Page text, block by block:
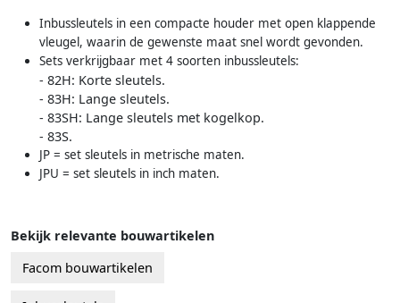
Inbussleutels in een compacte houder met open klappende
vleugel, waarin de gewenste maat snel wordt gevonden.
Sets verkrijgbaar met 4 soorten inbussleutels:
- 82H: Korte sleutels.
- 83H: Lange sleutels.
- 83SH: Lange sleutels met kogelkop.
- 83S.
JP = set sleutels in metrische maten.
JPU = set sleutels in inch maten.
Bekijk relevante bouwartikelen
Facom bouwartikelen